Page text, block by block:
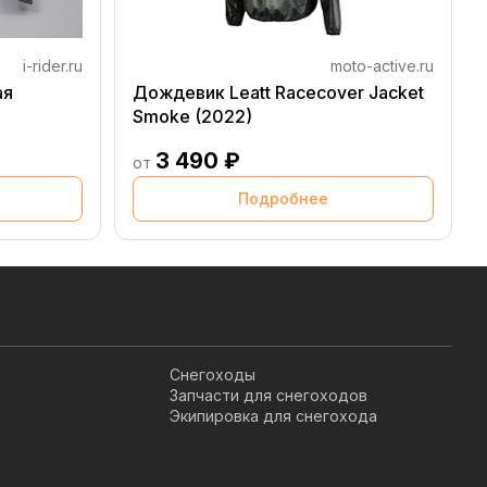
i-rider.ru moto-active.ru
Дождевик Leatt Racecover Jacket
Smoke (2022)
от 3 490 ₽
Подробнее
Снегоходы
Запчасти для снегоходов
Экипировка для снегохода